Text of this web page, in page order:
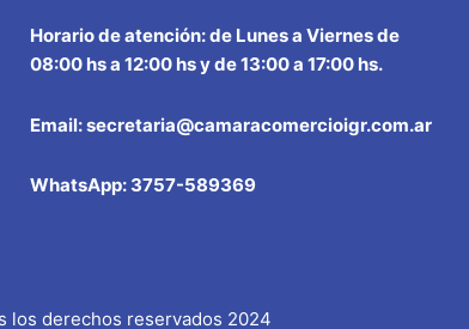
Horario de atención: de Lunes a Viernes de
08:00 hs a 12:00 hs y de 13:00 a 17:00 hs.
Email: secretaria@camaracomercioigr.com.ar
WhatsApp: 3757-589369
los derechos reservados 2024